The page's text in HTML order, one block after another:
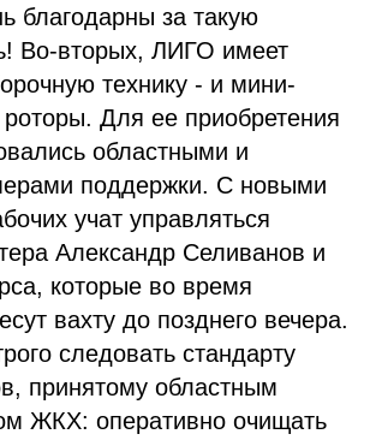
благодарны за такую
Во-вторых, ЛИГО имеет
технику - и мини-
роторы. Для ее приобретения
областными и
поддержки. С новыми
учат управляться
Александр Селиванов и
которые во время
вахту до позднего вечера.
следовать стандарту
принятому областным
ЖКХ: оперативно очищать